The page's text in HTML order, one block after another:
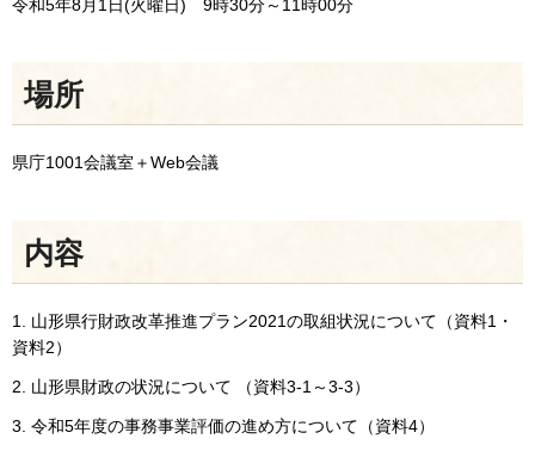
令和5年8月1日(火曜日) 9時30分～11時00分
場所
県庁1001会議室＋Web会議
内容
1. 山形県行財政改革推進プラン2021の取組状況について（資料1・
資料2）
2. 山形県財政の状況について （資料3-1～3-3）
3. 令和5年度の事務事業評価の進め方について（資料4）